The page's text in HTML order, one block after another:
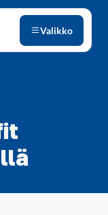
Valikko